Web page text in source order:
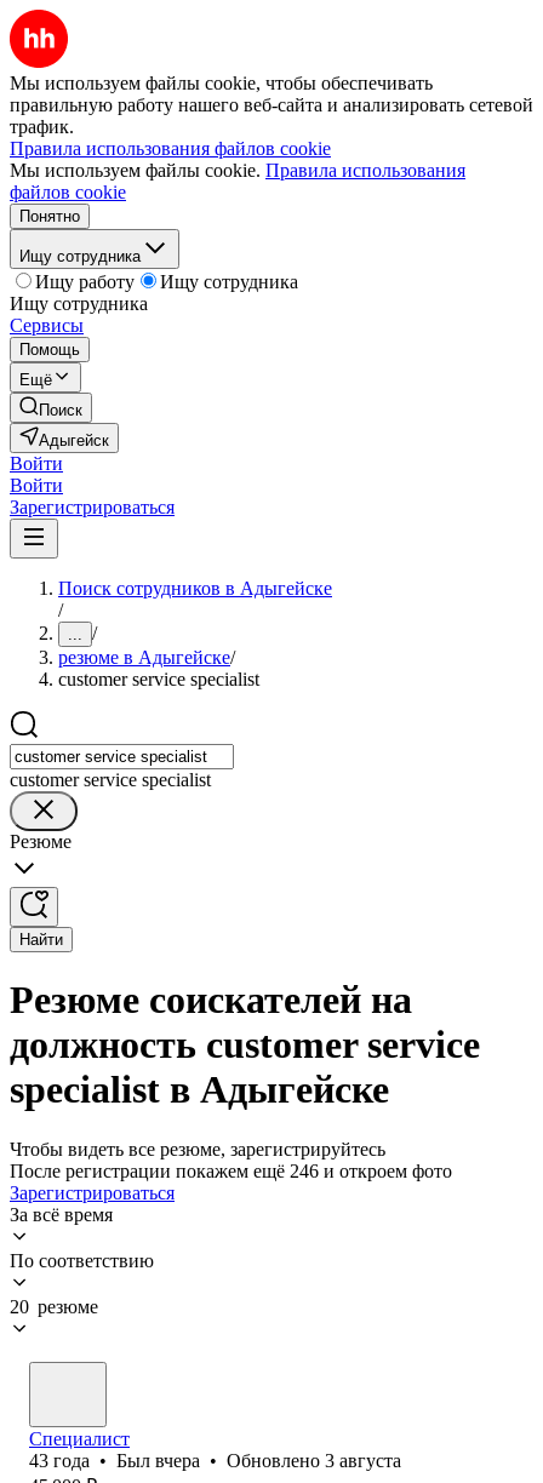
Мы используем файлы cookie, чтобы обеспечивать
правильную работу нашего веб-сайта и анализировать сетевой
трафик.
Правила использования файлов cookie
Мы используем файлы cookie. Правила использования
файлов cookie
Понятно
Ищу сотрудника
Ищу работу
Ищу сотрудника
Ищу сотрудника
Сервисы
Помощь
Ещё
Поиск
Адыгейск
Войти
Войти
Зарегистрироваться
Поиск сотрудников в Адыгейске
/
... /
резюме в Адыгейске/
customer service specialist
customer service specialist
Резюме
Найти
Резюме соискателей на
должность customer service
specialist в Адыгейске
Чтобы видеть все резюме, зарегистрируйтесь
После регистрации покажем ещё 246 и откроем фото
Зарегистрироваться
За всё время
По соответствию
20 резюме
Специалист
43 года • Был вчера • Обновлено 3 августа